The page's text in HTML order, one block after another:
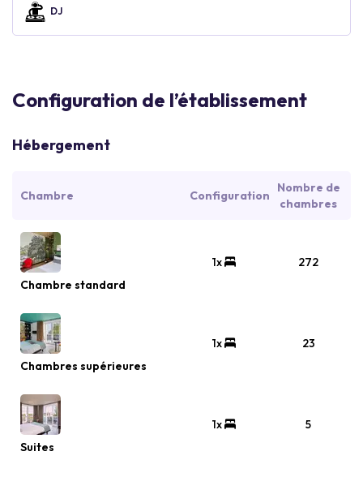
DJ
Configuration de l’établissement
Hébergement
Chambre Configuration
Nombre de
chambres
Chambre standard
1x 272
Chambres supérieures
1x 23
Suites
1x 5